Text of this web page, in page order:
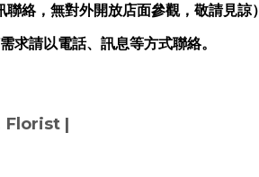
聯絡，無對外開放店面參觀，敬請見諒）
求請以電話、訊息等方式聯絡。
Florist |